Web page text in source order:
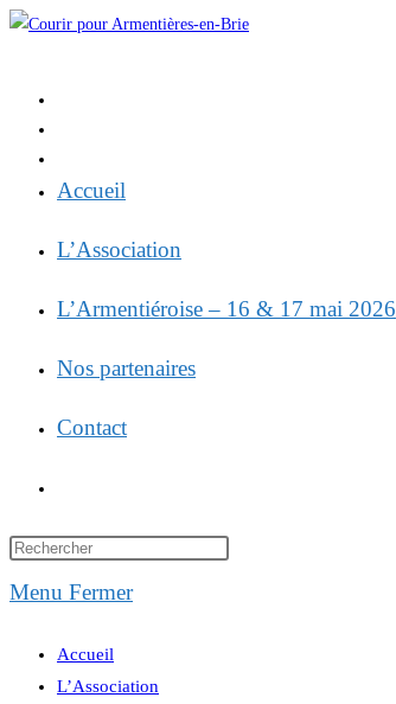
Skip
Accueil
L’Association
L’Armentiéroise – 16 & 17 mai 2026
Nos partenaires
Contact
website
search
Menu Fermer
Accueil
L’Association